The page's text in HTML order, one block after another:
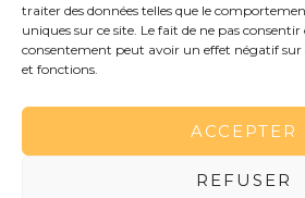
traiter des données telles que le
uniques sur ce site. Le fait de ne pas
consentement peut avoir un effet négatif sur
et fonctions.
ACCEPTER
REFUSER
Politique de
Politique de